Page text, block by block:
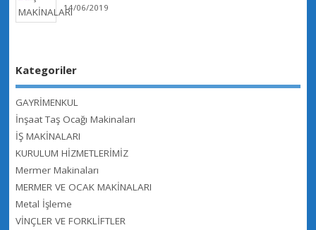
14/06/2019
Kategoriler
GAYRİMENKUL
İnşaat Taş Ocağı Makinaları
İŞ MAKİNALARI
KURULUM HİZMETLERİMİZ
Mermer Makinaları
MERMER VE OCAK MAKİNALARI
Metal İşleme
VİNÇLER VE FORKLİFTLER